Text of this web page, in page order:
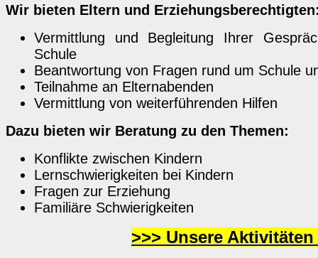
Wir bieten Eltern und
Vermittlung und Begleitung Ihrer
Schule
Beantwortung von Fragen rund um Schule
Teilnahme an Elternabenden
Vermittlung von weiterführenden Hilfen
Dazu bieten wir Beratung zu den Themen:
Konflikte zwischen Kindern
Lernschwierigkeiten bei Kindern
Fragen zur Erziehung
Familiäre Schwierigkeiten
>>> Unsere Aktivitäten